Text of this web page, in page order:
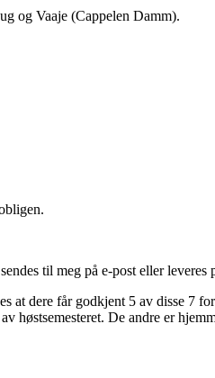
og Vaaje (Cappelen Damm).
til meg på e-post eller leveres
at dere får godkjent 5 av disse 7
høstsemesteret. De andre er